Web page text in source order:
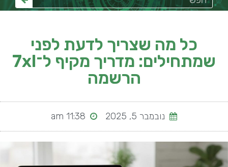
כל מה שצריך לדעת לפני
שמתחילים: מדריך מקיף ל־7xl
הרשמה
נובמבר 5, 2025 11:38 am